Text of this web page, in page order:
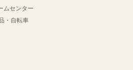
ムセンター
・自転車